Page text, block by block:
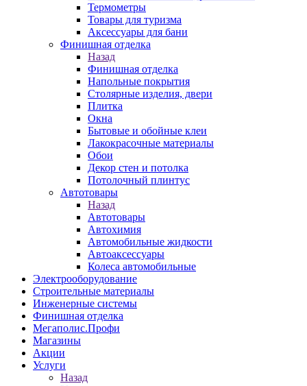
Термометры
Товары для туризма
Аксессуары для бани
Финишная отделка
Назад
Финишная отделка
Напольные покрытия
Столярные изделия, двери
Плитка
Окна
Бытовые и обойные клеи
Лакокрасочные материалы
Обои
Декор стен и потолка
Потолочный плинтус
Автотовары
Назад
Автотовары
Автохимия
Автомобильные жидкости
Автоаксессуары
Колеса автомобильные
Электрооборудование
Строительные материалы
Инженерные системы
Финишная отделка
Мегаполис.Профи
Магазины
Акции
Услуги
Назад